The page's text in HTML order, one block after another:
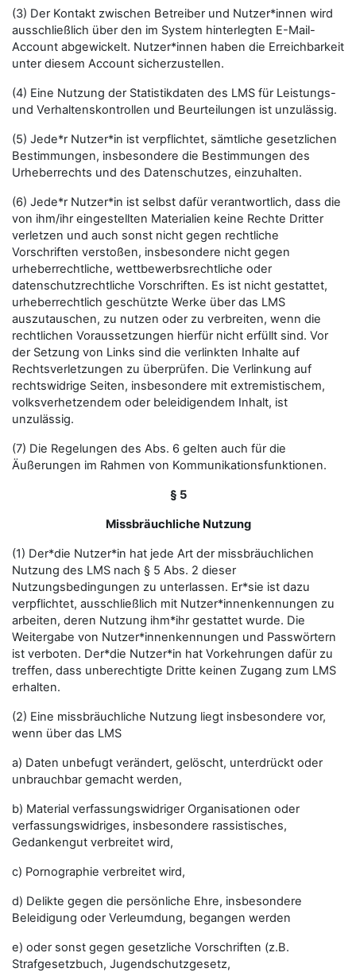
(3) Der Kontakt zwischen Betreiber und Nutzer*innen wird
ausschließlich über den im System hinterlegten E-Mail-
Account abgewickelt. Nutzer*innen haben die Erreichbarkeit
unter diesem Account sicherzustellen.
(4) Eine Nutzung der Statistikdaten des LMS für Leistungs-
und Verhaltenskontrollen und Beurteilungen ist unzulässig.
(5) Jede*r Nutzer*in ist verpflichtet, sämtliche gesetzlichen
Bestimmungen, insbesondere die Bestimmungen des
Urheberrechts und des Datenschutzes, einzuhalten.
(6) Jede*r Nutzer*in ist selbst dafür verantwortlich, dass die
von ihm/ihr eingestellten Materialien keine Rechte Dritter
verletzen und auch sonst nicht gegen rechtliche
Vorschriften verstoßen, insbesondere nicht gegen
urheberrechtliche, wettbewerbsrechtliche oder
datenschutzrechtliche Vorschriften. Es ist nicht gestattet,
urheberrechtlich geschützte Werke über das LMS
auszutauschen, zu nutzen oder zu verbreiten, wenn die
rechtlichen Voraussetzungen hierfür nicht erfüllt sind. Vor
der Setzung von Links sind die verlinkten Inhalte auf
Rechtsverletzungen zu überprüfen. Die Verlinkung auf
rechtswidrige Seiten, insbesondere mit extremistischem,
volksverhetzendem oder beleidigendem Inhalt, ist
unzulässig.
(7) Die Regelungen des Abs. 6 gelten auch für die
Äußerungen im Rahmen von Kommunikationsfunktionen.
§ 5
Missbräuchliche Nutzung
(1) Der*die Nutzer*in hat jede Art der missbräuchlichen
Nutzung des LMS nach § 5 Abs. 2 dieser
Nutzungsbedingungen zu unterlassen. Er*sie ist dazu
verpflichtet, ausschließlich mit Nutzer*innenkennungen zu
arbeiten, deren Nutzung ihm*ihr gestattet wurde. Die
Weitergabe von Nutzer*innenkennungen und Passwörtern
ist verboten. Der*die Nutzer*in hat Vorkehrungen dafür zu
treffen, dass unberechtigte Dritte keinen Zugang zum LMS
erhalten.
(2) Eine missbräuchliche Nutzung liegt insbesondere vor,
wenn über das LMS
a) Daten unbefugt verändert, gelöscht, unterdrückt oder
unbrauchbar gemacht werden,
b) Material verfassungswidriger Organisationen oder
verfassungswidriges, insbesondere rassistisches,
Gedankengut verbreitet wird,
c) Pornographie verbreitet wird,
d) Delikte gegen die persönliche Ehre, insbesondere
Beleidigung oder Verleumdung, begangen werden
e) oder sonst gegen gesetzliche Vorschriften (z.B.
Strafgesetzbuch, Jugendschutzgesetz,